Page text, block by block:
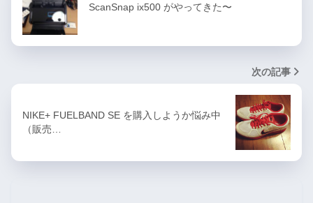
ScanSnap ix500 がやってきた〜
次の記事
NIKE+ FUELBAND SE を購入しようか悩み中
（販売…